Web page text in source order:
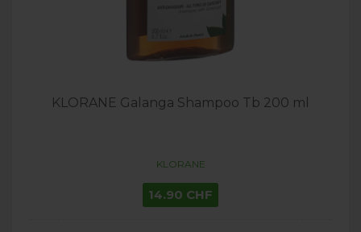
KLORANE Galanga Shampoo Tb 200 ml
KLORANE
14.90 CHF